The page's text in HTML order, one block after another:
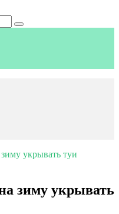
укрывать туи
зиму укрывать